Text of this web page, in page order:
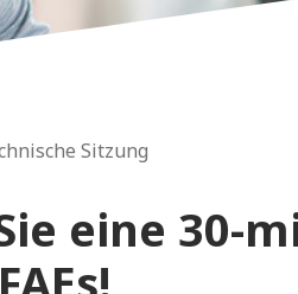
Sitzung
eine 30-